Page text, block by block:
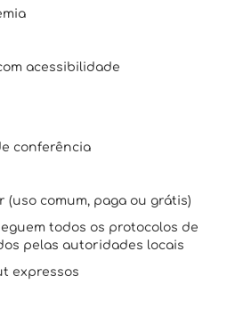
acessibilidade
conferência
(uso comum, paga ou grátis)
todos os protocolos de
pelas autoridades locais
expressos